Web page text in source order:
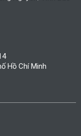
Hồ Chí Minh